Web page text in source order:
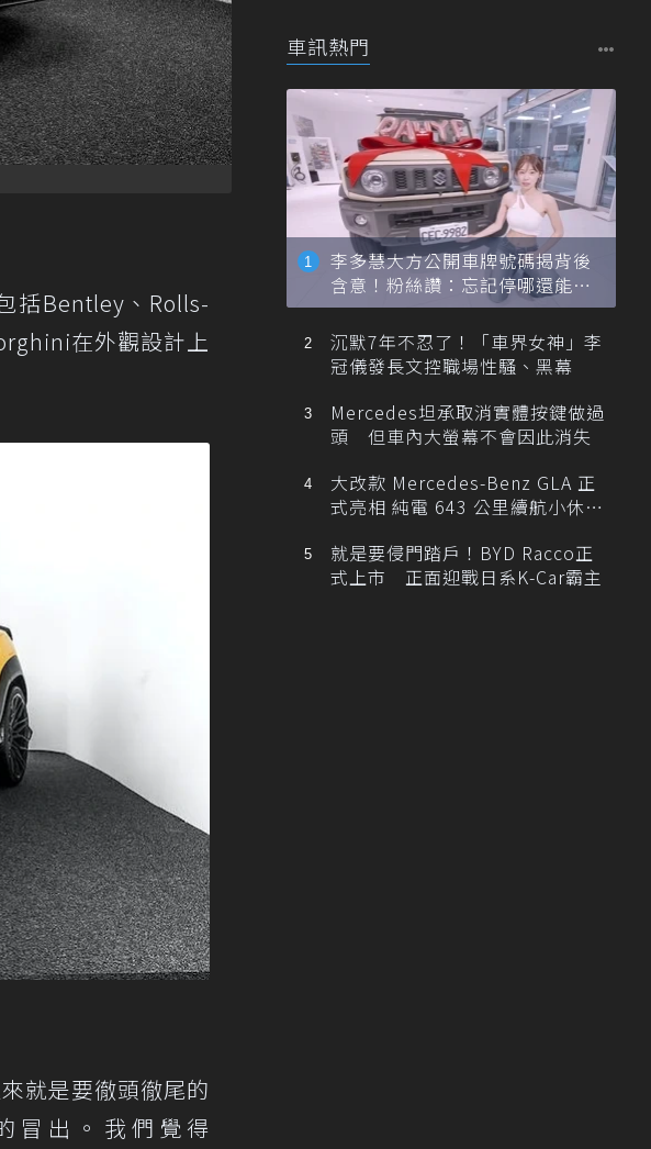
括Bentley、Rolls-
在外觀設計上
就是要徹頭徹尾的
冒出。我們覺得
車訊熱門
李多慧大方公開車牌號碼揭背後
含意！粉絲讚：忘記停哪還能幫
忙找車
沉默7年不忍了！「車界女神」李
冠儀發長文控職場性騷、黑幕
Mercedes坦承取消實體按鍵做過
頭 但車內大螢幕不會因此消失
大改款 Mercedes-Benz GLA 正
式亮相 純電 643 公里續航小休
就是要侵門踏戶！BYD Racco正
式上市 正面迎戰日系K-Car霸主